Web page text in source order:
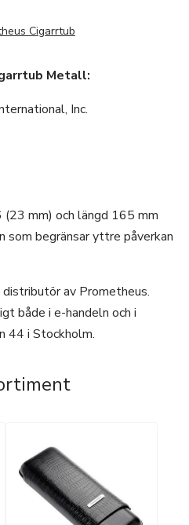
Cigarrtub
Metall:
Inc.
mm) och längd 165 mm
som begränsar yttre påverkan
av Prometheus.
både i e-handeln och i
44 i Stockholm.